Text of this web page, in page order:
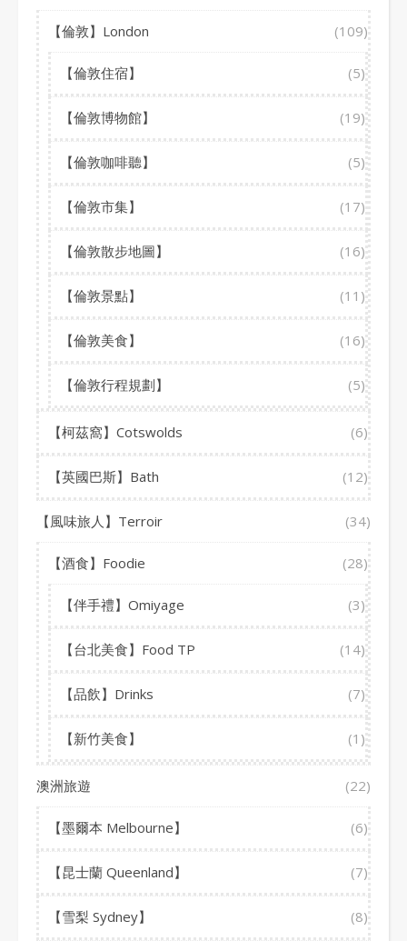
【倫敦】London (109)
【倫敦住宿】 (5)
【倫敦博物館】 (19)
【倫敦咖啡聽】 (5)
【倫敦市集】 (17)
【倫敦散步地圖】 (16)
【倫敦景點】 (11)
【倫敦美食】 (16)
【倫敦行程規劃】 (5)
【柯茲窩】Cotswolds (6)
【英國巴斯】Bath (12)
【風味旅人】Terroir (34)
【酒食】Foodie (28)
【伴手禮】Omiyage (3)
【台北美食】Food TP (14)
【品飲】Drinks (7)
【新竹美食】 (1)
澳洲旅遊 (22)
【墨爾本 Melbourne】 (6)
【昆士蘭 Queenland】 (7)
【雪梨 Sydney】 (8)